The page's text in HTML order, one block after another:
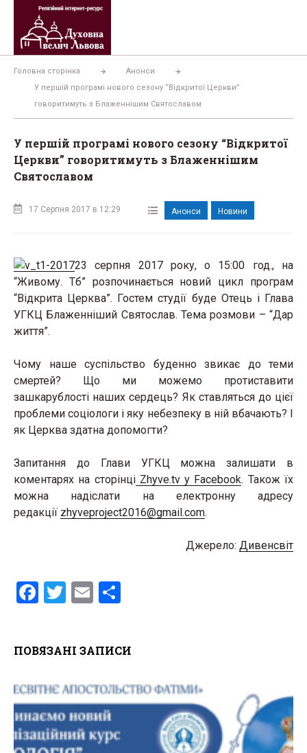
Перейти
вмісту
Головна сторінка
Анонси
У першій програмі нового сезону “Відкритої Церкви”
говоритимуть з Блаженнішим Святославом
У першій програмі нового сезону “Відкритої
Церкви” говоритимуть з Блаженнішим
Святославом
17 Серпня 2017 в 12:29 Анонси Новини
23 серпня 2017 року, о 15:00 год., на
“Живому. Тб” розпочинається новий цикл програм
“Відкрита Церква”. Гостем студії буде Отець і Глава
УГКЦ Блаженніший Святослав. Тема розмови – “Дар
життя”.
Чому наше суспільство буденно звикає до теми
смертей? Що ми можемо протиставити
зашкарублості наших сердець? Як ставляться до цієї
проблеми соціологи і яку небезпеку в ній вбачають? І
як Церква здатна допомогти?
Запитання до Глави УГКЦ можна залишати в
коментарях на сторінціZhyve.tv у Facebook. Також їх
можна надіслати на електронну адресу
редакції zhyveproject2016@gmail.com.
Джерело: Дивенсвіт
F
b
o
o
k
T
er
E
e
ПОВЯЗАНІ ЗАПИСИ